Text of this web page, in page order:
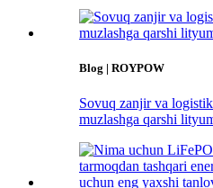
Blog | ROYPOW
Sovuq zanjir va
muzlashga qarshi